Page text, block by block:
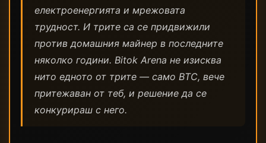
електроенергията и мрежовата
трудност. И трите са се придвижили
против домашния майнер в последните
няколко години. Bitok Arena не изисква
нито едното от трите — само BTC, вече
притежаван от теб, и решение да се
конкурираш с него.